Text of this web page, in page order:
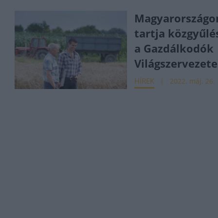
tartja
a Gazdálkodók
Világszervezete
HÍREK 2022. máj. 26.